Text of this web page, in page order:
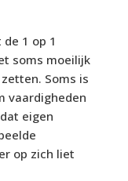
1 op 1
soms moeilijk
Soms is
vaardigheden
eigen
op zich liet